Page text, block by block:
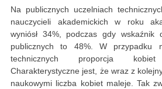
Na publicznych uczelniach
nauczycieli akademickich w roku
wyniósł 34%, podczas gdy wskaźnik
publicznych to 48%. W przypadku
technicznych proporcja
Charakterystyczne jest, że wraz z
naukowymi liczba kobiet maleje. Tak